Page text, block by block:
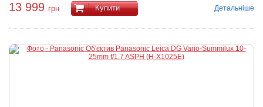
13 999 грн Купити Детальніше